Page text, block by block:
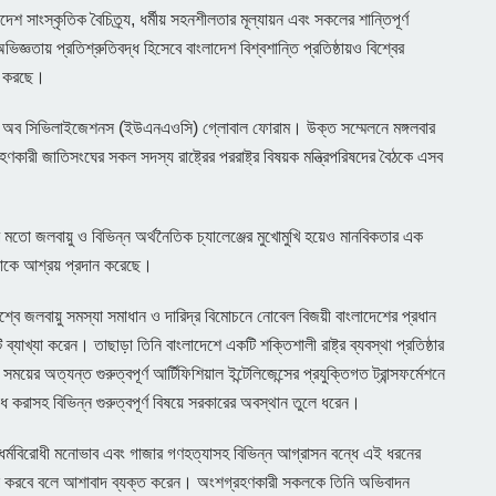
সাংস্কৃতিক বৈচিত্র্য, ধর্মীয় সহনশীলতার মূল্যায়ন এবং সকলের শান্তিপূর্ণ
প্রতিশ্রুতিবদ্ধ হিসেবে বাংলাদেশ বিশ্বশান্তি প্রতিষ্ঠায়ও বিশ্বের
করছে।
অব সিভিলাইজেশনস (ইউএনএওসি) গ্লোবাল ফোরাম। উক্ত সম্মেলনে মঙ্গলবার
জাতিসংঘের সকল সদস্য রাষ্ট্রের পররাষ্ট্র বিষয়ক মন্ত্রিপরিষদের বৈঠকে এসব
জলবায়ু ও বিভিন্ন অর্থনৈতিক চ্যালেঞ্জের মুখোমুখি হয়েও মানবিকতার এক
আশ্রয় প্রদান করেছে।
জলবায়ু সমস্যা সমাধান ও দারিদ্র বিমোচনে নোবেল বিজয়ী বাংলাদেশের প্রধান
করেন। তাছাড়া তিনি বাংলাদেশে একটি শক্তিশালী রাষ্ট্র ব্যবস্থা প্রতিষ্ঠার
অত্যন্ত গুরুত্বপূর্ণ আর্টিফিশিয়াল ইন্টেলিজেন্সের প্রযুক্তিগত ট্রান্সফর্মেশনে
করাসহ বিভিন্ন গুরুত্বপূর্ণ বিষয়ে সরকারের অবস্থান তুলে ধরেন।
মনোভাব এবং গাজার গণহত্যাসহ বিভিন্ন আগ্রাসন বন্ধে এই ধরনের
বলে আশাবাদ ব্যক্ত করেন। অংশগ্রহণকারী সকলকে তিনি অভিবাদন